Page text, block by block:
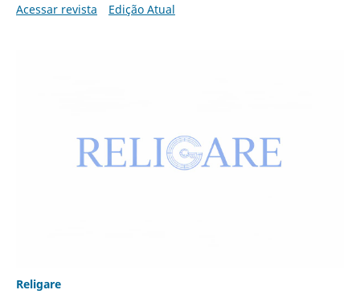
Acessar revista
Edição Atual
Religare